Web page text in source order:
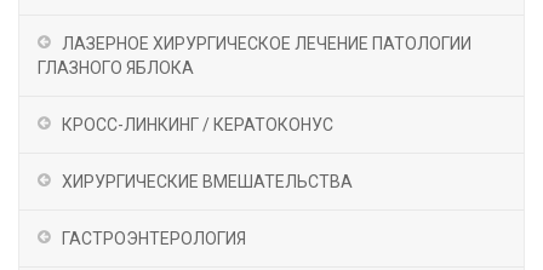
ЛАЗЕРНОЕ ХИРУРГИЧЕСКОЕ ЛЕЧЕНИЕ ПАТОЛОГИИ
ГЛАЗНОГО ЯБЛОКА
КРОСС-ЛИНКИНГ / КЕРАТОКОНУС
ХИРУРГИЧЕСКИЕ ВМЕШАТЕЛЬСТВА
ГАСТРОЭНТЕРОЛОГИЯ